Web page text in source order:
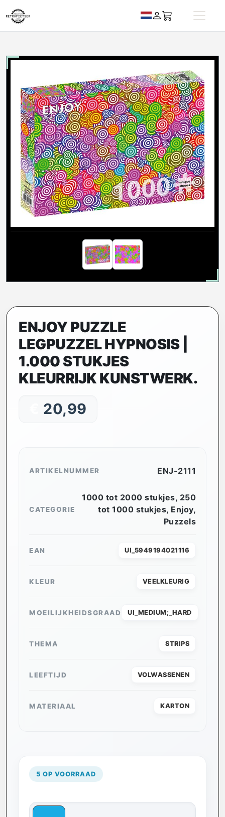
ENJOY PUZZLE
LEGPUZZEL HYPNOSIS |
1.000 STUKJES
KLEURRIJK KUNSTWERK.
20,99
ARTIKELNUMMER ENJ-2111
CATEGORIE
1000 tot 2000 stukjes, 250
tot 1000 stukjes, Enjoy,
Puzzels
EAN UI_5949194021116
KLEUR VEELKLEURIG
MOEILIJKHEIDSGRAAD UI_MEDIUM;_HARD
THEMA STRIPS
LEEFTIJD VOLWASSENEN
MATERIAAL KARTON
5 OP VOORRAAD